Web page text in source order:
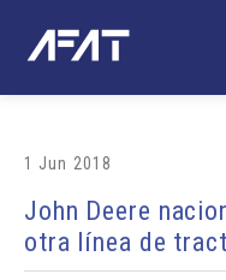
1 Jun 2018
John Deere
otra línea de